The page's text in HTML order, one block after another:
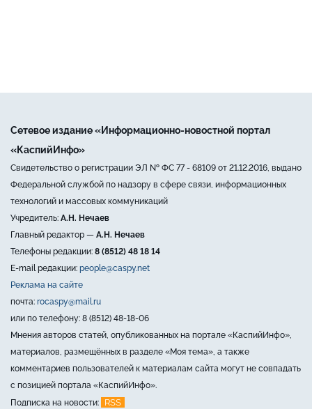
Сетевое издание «Информационно-новостной портал
«КаспийИнфо»
Свидетельство о регистрации ЭЛ № ФС 77 - 68109 от 21.12.2016, выдано
Федеральной службой по надзору в сфере связи, информационных
технологий и массовых коммуникаций
Учредитель: А.Н. Нечаев
Главный редактор — А.Н. Нечаев
Телефоны редакции: 8 (8512) 48 18 14
E-mail редакции: people@caspy.net
Реклама на сайте
почта: rocaspy@mail.ru
или по телефону: 8 (8512) 48-18-06
Мнения авторов статей, опубликованных на портале «КаспийИнфо»,
материалов, размещённых в разделе «Моя тема», а также
комментариев пользователей к материалам сайта могут не совпадать
с позицией портала «КаспийИнфо».
Подписка на новости:
RSS